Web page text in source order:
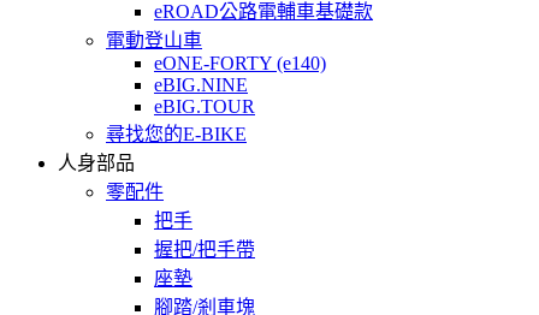
eROAD公路電輔車基礎款
電動登山車
eONE-FORTY (e140)
eBIG.NINE
eBIG.TOUR
尋找您的E-BIKE
人身部品
零配件
把手
握把/把手帶
座墊
腳踏/剎車塊